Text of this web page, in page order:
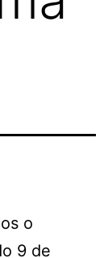
o
9 de